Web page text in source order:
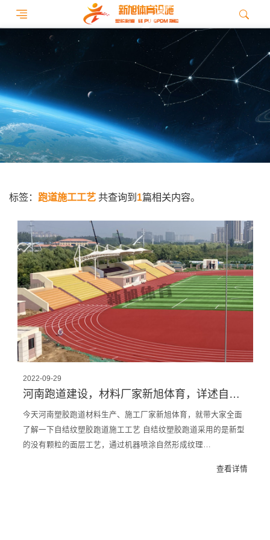
标签： 跑道施工工艺 共查询到 1篇相关内容。
2022-09-29
河南跑道建设，材料厂家新旭体育，详述自结纹塑胶跑道施工工艺
今天河南塑胶跑道材料生产、施工厂家新旭体育，就带大家全面
了解一下自结纹塑胶跑道施工工艺 自结纹塑胶跑道采用的是新型
的没有颗粒的面层工艺，通过机器喷涂自然形成纹理…
查看详情